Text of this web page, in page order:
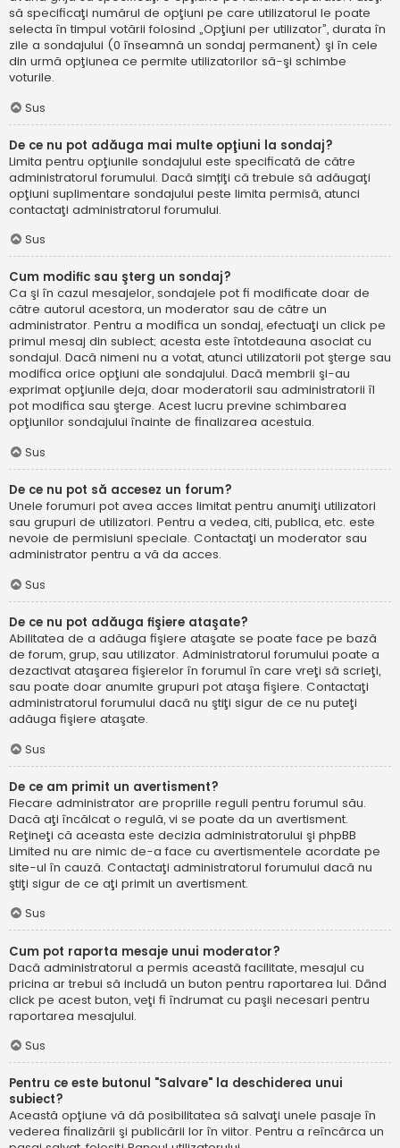
să specificaţi numărul de opţiuni pe care utilizatorul le poate
selecta în timpul votării folosind „Opţiuni per utilizator”, durata în
zile a sondajului (0 înseamnă un sondaj permanent) şi în cele
din urmă opţiunea ce permite utilizatorilor să-şi schimbe
voturile.
Sus
De ce nu pot adăuga mai multe opţiuni la sondaj?
Limita pentru opţiunile sondajului este specificată de către
administratorul forumului. Dacă simțiţi că trebuie să adăugaţi
opţiuni suplimentare sondajului peste limita permisă, atunci
contactaţi administratorul forumului.
Sus
Cum modific sau şterg un sondaj?
Ca şi în cazul mesajelor, sondajele pot fi modificate doar de
către autorul acestora, un moderator sau de către un
administrator. Pentru a modifica un sondaj, efectuaţi un click pe
primul mesaj din subiect; acesta este întotdeauna asociat cu
sondajul. Dacă nimeni nu a votat, atunci utilizatorii pot şterge sau
modifica orice opţiuni ale sondajului. Dacă membrii şi-au
exprimat opţiunile deja, doar moderatorii sau administratorii îl
pot modifica sau şterge. Acest lucru previne schimbarea
opţiunilor sondajului înainte de finalizarea acestuia.
Sus
De ce nu pot să accesez un forum?
Unele forumuri pot avea acces limitat pentru anumiţi utilizatori
sau grupuri de utilizatori. Pentru a vedea, citi, publica, etc. este
nevoie de permisiuni speciale. Contactaţi un moderator sau
administrator pentru a vă da acces.
Sus
De ce nu pot adăuga fişiere ataşate?
Abilitatea de a adăuga fişiere ataşate se poate face pe bază
de forum, grup, sau utilizator. Administratorul forumului poate a
dezactivat ataşarea fişierelor în forumul în care vreţi să scrieţi,
sau poate doar anumite grupuri pot ataşa fişiere. Contactaţi
administratorul forumului dacă nu ştiţi sigur de ce nu puteţi
adăuga fişiere ataşate.
Sus
De ce am primit un avertisment?
Fiecare administrator are propriile reguli pentru forumul său.
Dacă aţi încălcat o regulă, vi se poate da un avertisment.
Reţineţi că aceasta este decizia administratorului şi phpBB
Limited nu are nimic de-a face cu avertismentele acordate pe
site-ul în cauză. Contactaţi administratorul forumului dacă nu
ştiţi sigur de ce aţi primit un avertisment.
Sus
Cum pot raporta mesaje unui moderator?
Dacă administratorul a permis această facilitate, mesajul cu
pricina ar trebui să includă un buton pentru raportarea lui. Dând
click pe acest buton, veţi fi îndrumat cu paşii necesari pentru
raportarea mesajului.
Sus
Pentru ce este butonul "Salvare" la deschiderea unui
subiect?
Această opţiune vă dă posibilitatea să salvaţi unele pasaje în
vederea finalizării şi publicării lor în viitor. Pentru a reîncărca un